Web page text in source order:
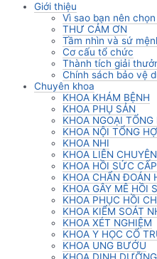
Giới thiệu
Vì sao bạn nên
THƯ CẢM ƠN
Tầm nhìn và sứ
Cơ cấu tổ chức
Thành tích giải
Chính sách bảo vệ
Chuyên khoa
KHOA KHÁM BỆNH
KHOA PHỤ SẢN
KHOA NGOẠI TỔNG
KHOA NỘI TỔNG
KHOA NHI
KHOA LIÊN
KHOA HỒI SỨC
KHOA CHẨN ĐOÁN
KHOA GÂY MÊ HỒI
KHOA PHỤC HỒI
KHOA KIỂM SOÁT
KHOA XÉT NGHIỆM
KHOA Y HỌC CỔ
KHOA UNG BƯỚU